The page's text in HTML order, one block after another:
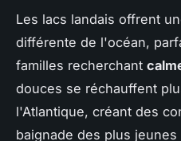
Les lacs landais offrent
différente de l'océan,
familles recherchant
douces se réchauffent
l'Atlantique, créant des
baignade des plus